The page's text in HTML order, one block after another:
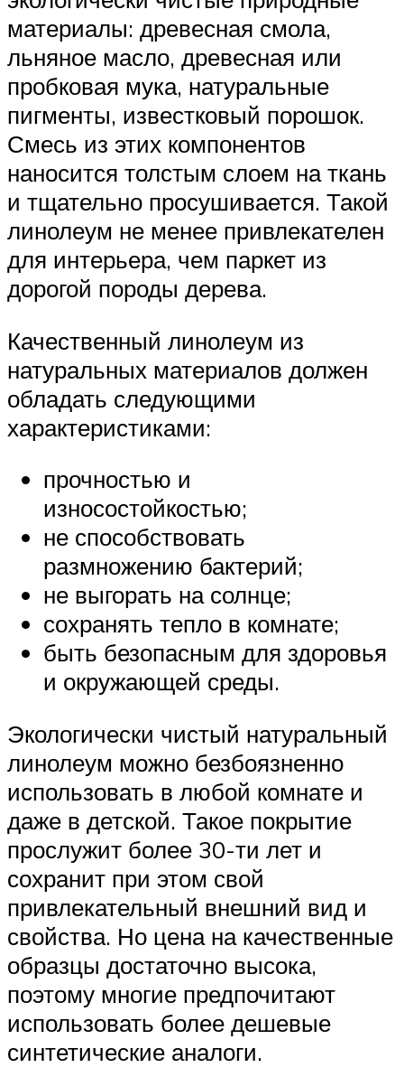
материалы: древесная смола,
льняное масло, древесная или
пробковая мука, натуральные
пигменты, известковый порошок.
Смесь из этих компонентов
наносится толстым слоем на ткань
и тщательно просушивается. Такой
линолеум не менее привлекателен
для интерьера, чем паркет из
дорогой породы дерева.
Качественный линолеум из
натуральных материалов должен
обладать следующими
характеристиками:
прочностью и
износостойкостью;
не способствовать
размножению бактерий;
не выгорать на солнце;
сохранять тепло в комнате;
быть безопасным для здоровья
и окружающей среды.
Экологически чистый натуральный
линолеум можно безбоязненно
использовать в любой комнате и
даже в детской. Такое покрытие
прослужит более 30-ти лет и
сохранит при этом свой
привлекательный внешний вид и
свойства. Но цена на качественные
образцы достаточно высока,
поэтому многие предпочитают
использовать более дешевые
синтетические аналоги.